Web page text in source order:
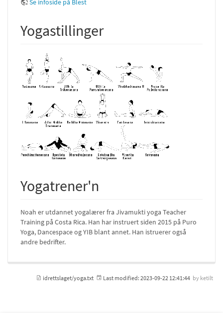
Se infoside på Blest
Yogastillinger
Yogatrener'n
Noah er utdannet yogalærer fra Jivamukti yoga Teacher
Training på Costa Rica. Han har instruert siden 2015 på Puro
Yoga, Dancespace og YIB blant annet. Han istruerer også
andre bedrifter.
idrettslaget/yoga.txt Last modified: 2023-09-22 12:41:44 by ketilt